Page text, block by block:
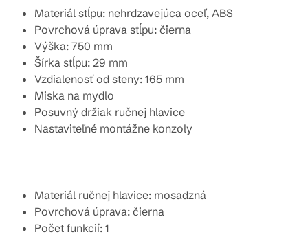
Materiál stĺpu: nehrdzavejúca oceľ, ABS
Povrchová úprava stĺpu: čierna
Výška: 750 mm
Šírka stĺpu: 29 mm
Vzdialenosť od steny: 165 mm
Miska na mydlo
Posuvný držiak ručnej hlavice
Nastaviteľné montážne konzoly
Materiál ručnej hlavice: mosadzná
Povrchová úprava: čierna
Počet funkcií: 1